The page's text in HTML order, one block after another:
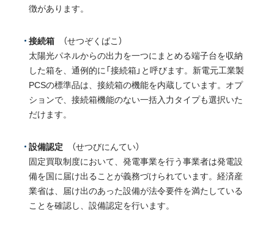
徴があります。
接続箱 （せつぞくばこ）
太陽光パネルからの出力を一つにまとめる端子台を収納
した箱を、通例的に「接続箱」と呼びます。新電元工業製
PCSの標準品は、接続箱の機能を内蔵しています。オプ
ションで、接続箱機能のない一括入力タイプも選択いた
だけます。
設備認定 （せつびにんてい）
固定買取制度において、発電事業を行う事業者は発電設
備を国に届け出ることが義務づけられています。経済産
業省は、届け出のあった設備が法令要件を満たしている
ことを確認し、設備認定を行います。